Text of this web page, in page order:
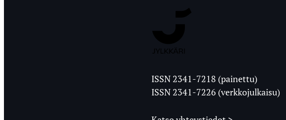
Ylioppilaslehti
ISSN 2341-7218 (painettu)
ISSN 2341-7226 (verkkojulkaisu)